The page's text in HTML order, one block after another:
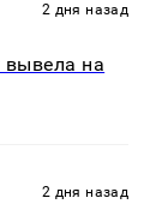
2 дня назад
вывела на
2 дня назад